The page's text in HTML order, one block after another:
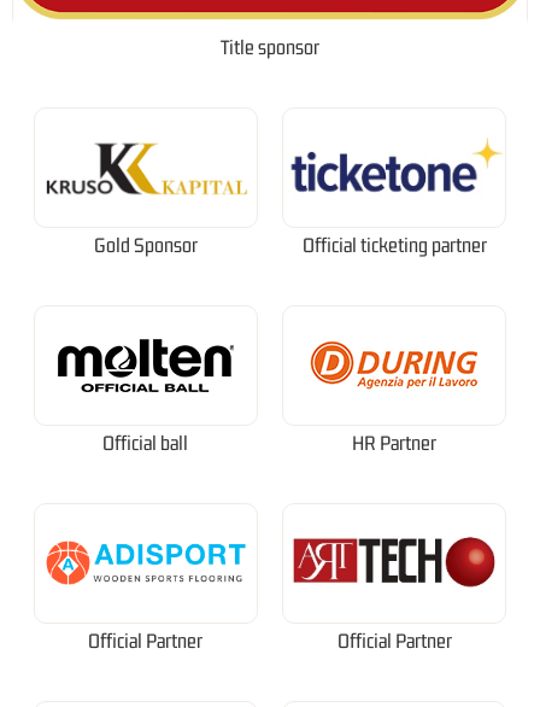
Title sponsor
Gold Sponsor Official ticketing partner
Official ball HR Partner
Official Partner Official Partner